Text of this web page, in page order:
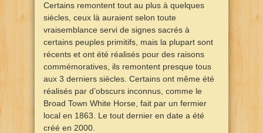
Certains remontent tout au plus à quelques
siècles, ceux là auraient selon toute
vraisemblance servi de signes sacrés à
certains peuples primitifs, mais la plupart sont
récents et ont été réalisés pour des raisons
commémoratives, ils remontent presque tous
aux 3 derniers siècles. Certains ont même été
réalisés par d’obscurs inconnus, comme le
Broad Town White Horse, fait par un fermier
local en 1863. Le tout dernier en date a été
créé en 2000.